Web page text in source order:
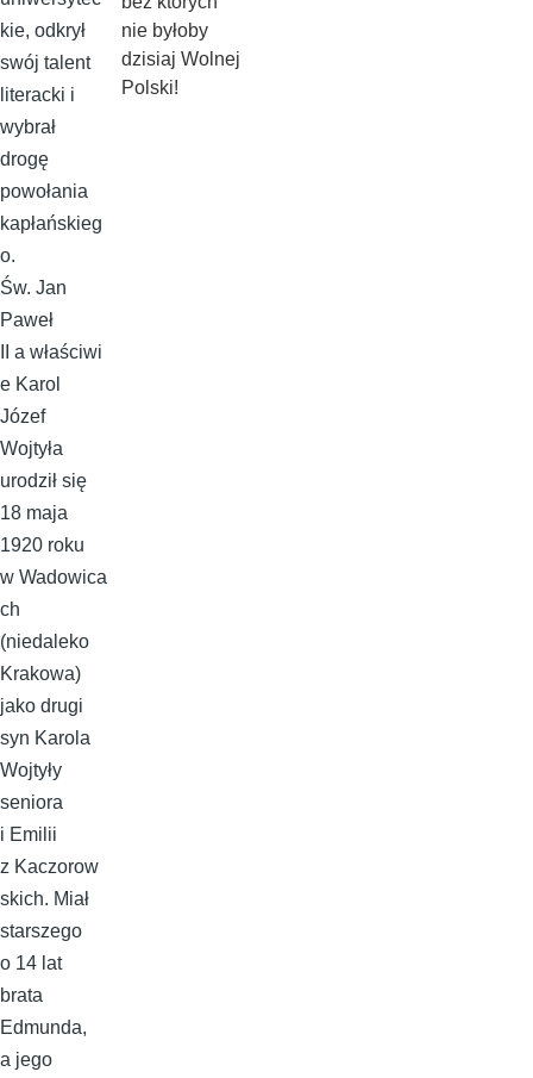
kie, odkrył
swój talent
literacki i
wybrał
drogę
powołania
kapłańskieg
o.
Św. Jan
Paweł
II a właściwi
e Karol
Józef
Wojtyła
urodził się
18 maja
1920 roku
w Wadowica
ch
(niedaleko
Krakowa)
jako drugi
syn Karola
Wojtyły
seniora
i Emilii
z Kaczorow
skich. Miał
starszego
o 14 lat
brata
Edmunda,
a jego
nie byłoby
dzisiaj Wolnej
Polski!